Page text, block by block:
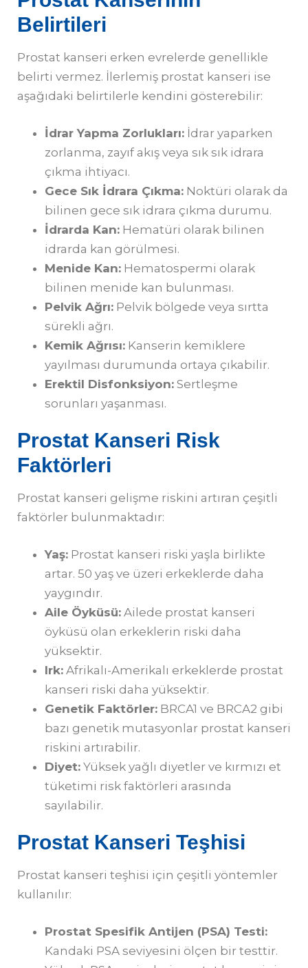
Belirtileri
Prostat kanseri erken evrelerde genellikle
belirti vermez. İlerlemiş prostat kanseri ise
aşağıdaki belirtilerle kendini gösterebilir:
İdrar Yapma Zorlukları: İdrar yaparken
zorlanma, zayıf akış veya sık sık idrara
çıkma ihtiyacı.
Gece Sık İdrara Çıkma: Noktüri olarak da
bilinen gece sık idrara çıkma durumu.
İdrarda Kan: Hematüri olarak bilinen
idrarda kan görülmesi.
Menide Kan: Hematospermi olarak
bilinen menide kan bulunması.
Pelvik Ağrı: Pelvik bölgede veya sırtta
sürekli ağrı.
Kemik Ağrısı: Kanserin kemiklere
yayılması durumunda ortaya çıkabilir.
Erektil Disfonksiyon: Sertleşme
sorunları yaşanması.
Prostat Kanseri Risk
Faktörleri
Prostat kanseri gelişme riskini artıran çeşitli
faktörler bulunmaktadır:
Yaş: Prostat kanseri riski yaşla birlikte
artar. 50 yaş ve üzeri erkeklerde daha
yaygındır.
Aile Öyküsü: Ailede prostat kanseri
öyküsü olan erkeklerin riski daha
yüksektir.
Irk: Afrikalı-Amerikalı erkeklerde prostat
kanseri riski daha yüksektir.
Genetik Faktörler: BRCA1 ve BRCA2 gibi
bazı genetik mutasyonlar prostat kanseri
riskini artırabilir.
Diyet: Yüksek yağlı diyetler ve kırmızı et
tüketimi risk faktörleri arasında
sayılabilir.
Prostat Kanseri Teşhisi
Prostat kanseri teşhisi için çeşitli yöntemler
kullanılır:
Prostat Spesifik Antijen (PSA) Testi:
Kandaki PSA seviyesini ölçen bir testtir.